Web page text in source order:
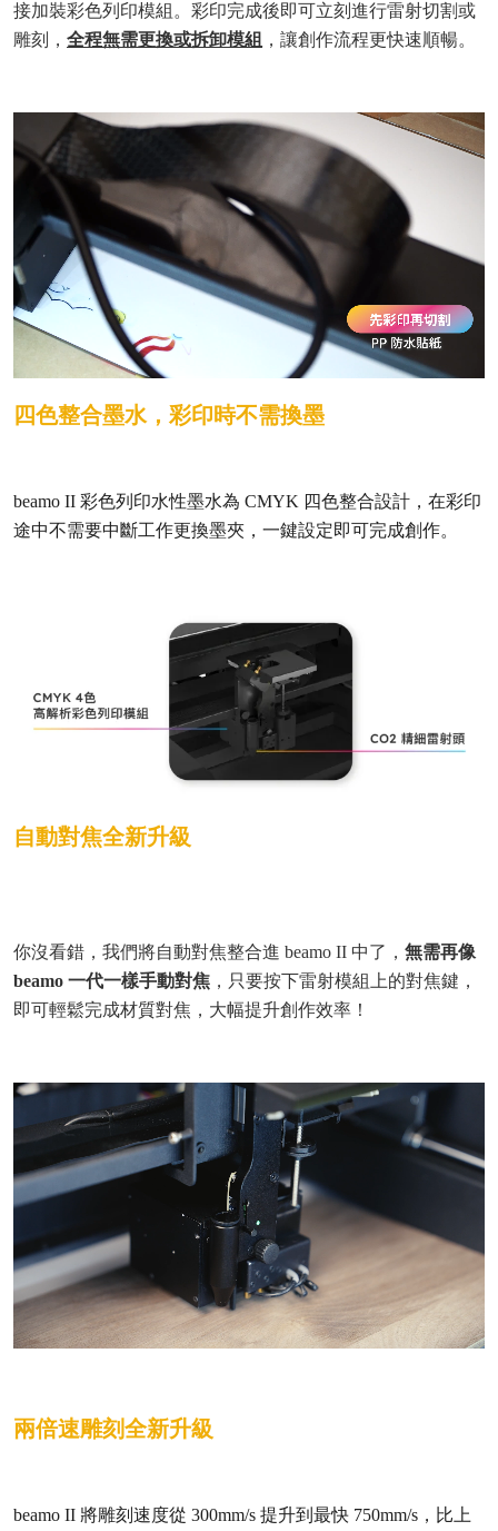
接加裝彩色列印模組。彩印完成後即可立刻進行雷射切割或
雕刻， 全程無需更換或拆卸模組 ，讓創作流程更快速順暢。
四色整合墨水，彩印時不需換墨
beamo II 彩色列印水性墨水為 CMYK 四色整合設計，在彩印
途中不需要中斷工作更換墨夾，一鍵設定即可完成創作。
自動對焦全新升級
你沒看錯，我們將自動對焦整合進 beamo II 中了， 無需再像
beamo 一代一樣手動對焦 ，只要按下雷射模組上的對焦鍵，
即可輕鬆完成材質對焦，大幅提升創作效率！
兩倍速雕刻全新升級
beamo II 將雕刻速度從 300mm/s 提升到最快 750mm/s，比上